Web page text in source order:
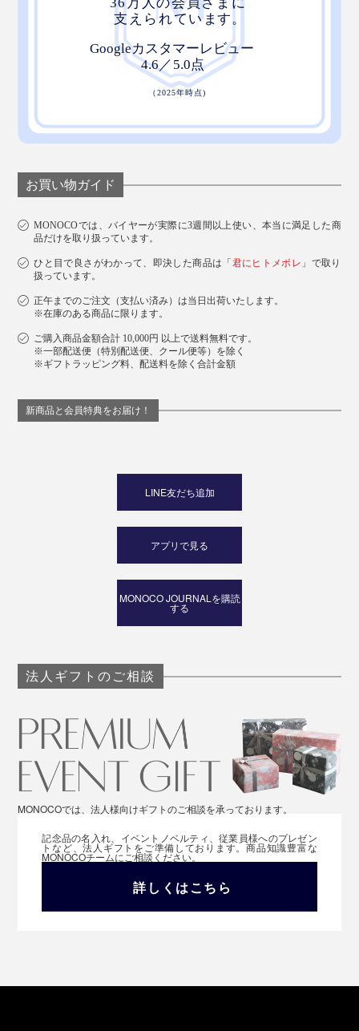
お買い物ガイド
MONOCOでは、バイヤーが実際に3週間以上使い、本当に満足した商
品だけを取り扱っています。
ひと目で良さがわかって、即決した商品は「 君にヒトメボレ 」で取り
扱っています。
正午までのご注文（支払い済み）は当日出荷いたします。
※在庫のある商品に限ります。
ご購入商品金額合計 10,000円 以上で送料無料です。
※一部配送便（特別配送便、クール便等）を除く
※ギフトラッピング料、配送料を除く合計金額
新商品と会員特典をお届け！
LINE友だち追加
アプリで見る
MONOCO JOURNALを購読
する
法人ギフトのご相談
MONOCOでは、法人様向けギフトのご相談を承っております。
記念品の名入れ、イベントノベルティ、従業員様へのプレゼン
トなど、法人ギフトをご準備しております。商品知識豊富な
MONOCOチームにご相談ください。
詳しくはこちら